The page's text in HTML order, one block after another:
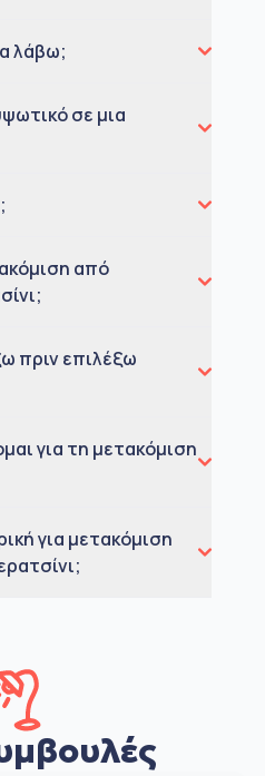
λάβω;
σε μια
από
πριν επιλέξω
για τη μετακόμιση
για μετακόμιση